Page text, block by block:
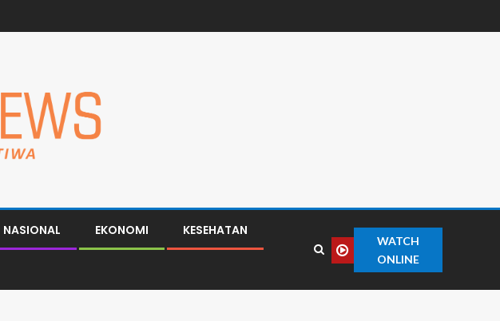
NASIONAL EKONOMI KESEHATAN
WATCH
ONLINE